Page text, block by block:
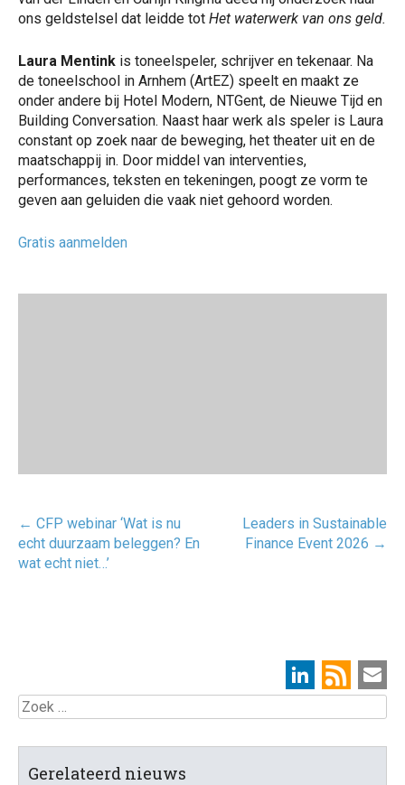
ons geldstelsel dat leidde tot Het waterwerk van ons geld.
Laura Mentink is toneelspeler, schrijver en tekenaar. Na
de toneelschool in Arnhem (ArtEZ) speelt en maakt ze
onder andere bij Hotel Modern, NTGent, de Nieuwe Tijd en
Building Conversation. Naast haar werk als speler is Laura
constant op zoek naar de beweging, het theater uit en de
maatschappij in. Door middel van interventies,
performances, teksten en tekeningen, poogt ze vorm te
geven aan geluiden die vaak niet gehoord worden.
Gratis aanmelden
Post
navigatie
← CFP webinar ‘Wat is nu
echt duurzaam beleggen? En
wat echt niet…’
Leaders in Sustainable
Finance Event 2026 →
Zoek
Gerelateerd nieuws